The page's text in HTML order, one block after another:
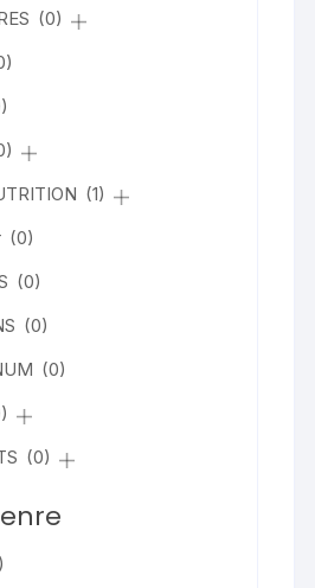
(0)
(1)
(0)
(0)
(0)
(0)
(0)